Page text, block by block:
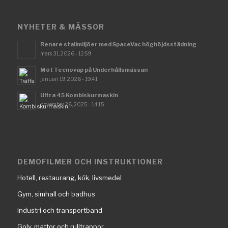
NYHETER & MÄSSOR
Renare stallmiljöer med SpaceVac höghöjdsstädning
mars 31, 2026 - 12:59
Möt Tecnovap på Underhållsmässan
januari 19, 2026 - 19:41
Ultra 45 Kombiskurmaskin
november 28, 2025 - 14:15
DEMOFILMER OCH INSTRUKTIONER
Hotell, restaurang, kök, livsmedel
Gym, simhall och badhus
Industri och transportband
Golv, mattor och rulltrappor